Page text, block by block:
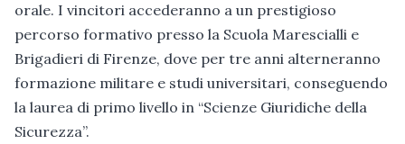
orale. I vincitori accederanno a un prestigioso
percorso formativo presso la Scuola Marescialli e
Brigadieri di Firenze, dove per tre anni alterneranno
formazione militare e studi universitari, conseguendo
la laurea di primo livello in “Scienze Giuridiche della
Sicurezza”.